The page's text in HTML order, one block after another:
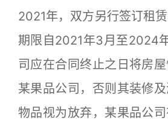
2021年，双方另行签订租
期限自2021年3月至2024
司应在合同终止之日将房
某果品公司，否则其装修
物品视为放弃，某果品公司